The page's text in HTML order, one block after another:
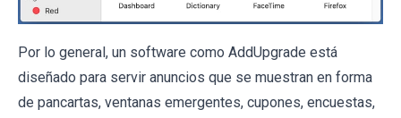
Por lo general, un software como AddUpgrade está
diseñado para servir anuncios que se muestran en forma
de pancartas, ventanas emergentes, cupones, encuestas,